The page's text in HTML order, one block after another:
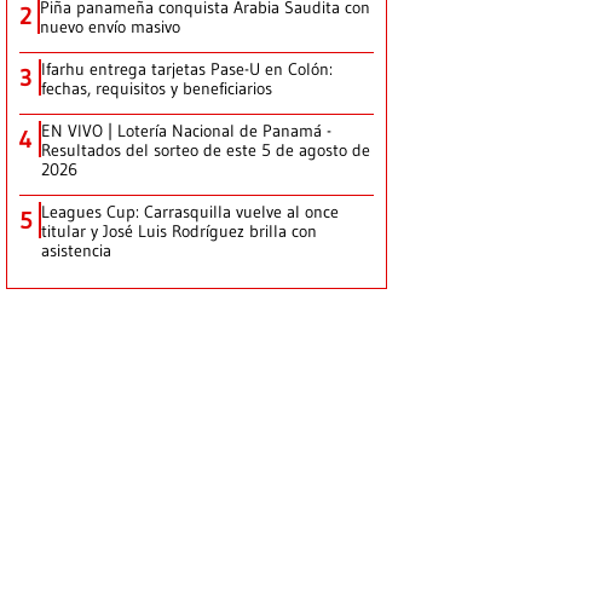
2 Piña panameña conquista Arabia Saudita con
nuevo envío masivo
3 Ifarhu entrega tarjetas Pase-U en Colón:
fechas, requisitos y beneficiarios
4 EN VIVO | Lotería Nacional de Panamá -
Resultados del sorteo de este 5 de agosto de
2026
5 Leagues Cup: Carrasquilla vuelve al once
titular y José Luis Rodríguez brilla con
asistencia